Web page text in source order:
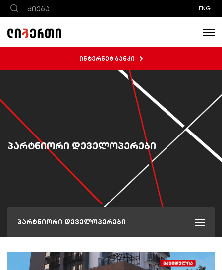
ENG
ინტერნეტ ბანკი
პარტნიორი დეველოპერები
პარტნიორი დეველოპერები